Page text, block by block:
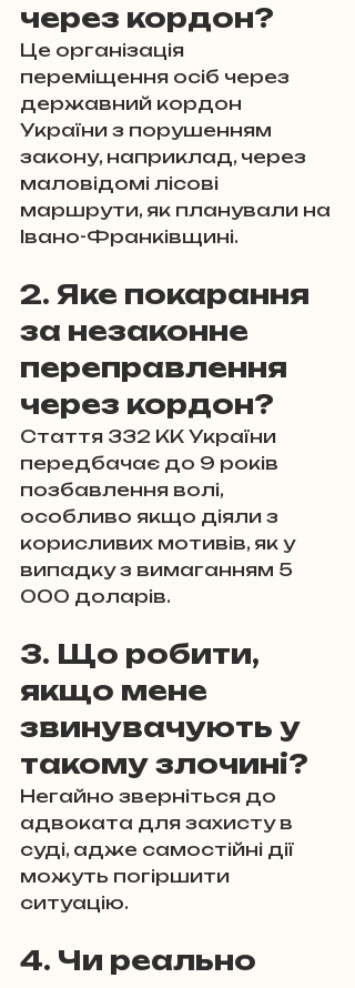
через кордон?
Це організація
переміщення осіб через
державний кордон
України з порушенням
закону, наприклад, через
маловідомі лісові
маршрути, як планували на
Івано-Франківщині.
2. Яке покарання
за незаконне
переправлення
через кордон?
Стаття 332 КК України
передбачає до 9 років
позбавлення волі,
особливо якщо діяли з
корисливих мотивів, як у
випадку з вимаганням 5
000 доларів.
3. Що робити,
якщо мене
звинувачують у
такому злочині?
Негайно зверніться до
адвоката для захисту в
суді, адже самостійні дії
можуть погіршити
ситуацію.
4. Чи реально